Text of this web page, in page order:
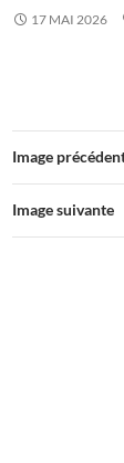
17 MAI 2026
Image
Image suivante